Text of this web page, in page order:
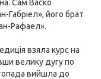
Сам Васко
його брат
Рафаел».
взяла курс на
велику дугу по
вийшла до